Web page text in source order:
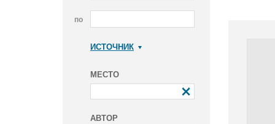
по
ИСТОЧНИК
МЕСТО
АВТОР